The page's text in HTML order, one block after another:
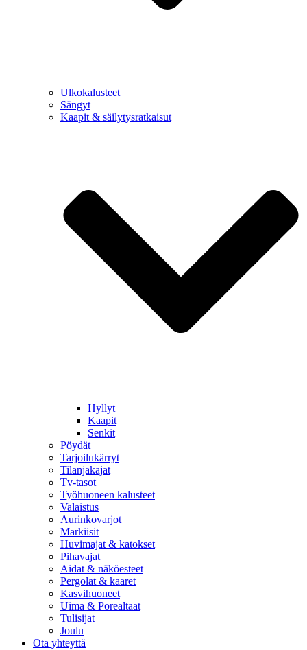
Ulkokalusteet
Sängyt
Kaapit & säilytysratkaisut
Hyllyt
Kaapit
Senkit
Pöydät
Tarjoilukärryt
Tilanjakajat
Tv-tasot
Työhuoneen kalusteet
Valaistus
Aurinkovarjot
Markiisit
Huvimajat & katokset
Pihavajat
Aidat & näköesteet
Pergolat & kaaret
Kasvihuoneet
Uima & Porealtaat
Tulisijat
Joulu
Ota yhteyttä